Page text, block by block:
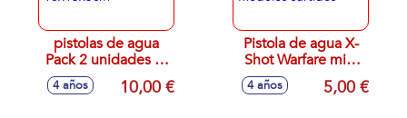
pistolas de agua
Pack 2 unidades X-
Shot Warfare
Double Small
4 años 10,00 €
Pistola de agua X-
Shot Warfare mini
Stealth Soaker
20x4x19'5cm -
4 años 5,00 €